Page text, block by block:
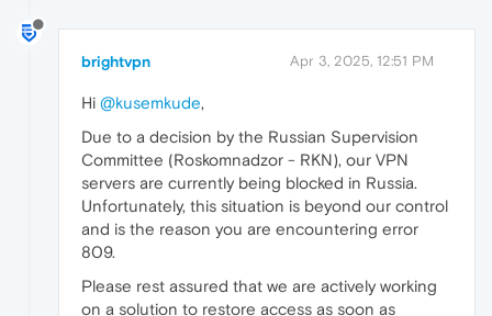
brightvpn Apr 3, 2025, 12:51 PM
Hi @kusemkude,
Due to a decision by the Russian Supervision
Committee (Roskomnadzor - RKN), our VPN
servers are currently being blocked in Russia.
Unfortunately, this situation is beyond our control
and is the reason you are encountering error
809.
Please rest assured that we are actively working
on a solution to restore access as soon as